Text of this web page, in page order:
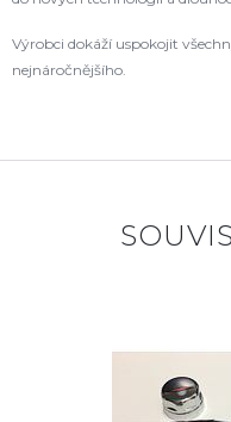
Výrobci dokáží uspokojit
nejnáročnějšího.